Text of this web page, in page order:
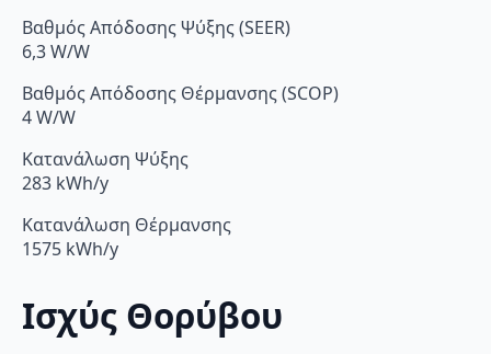
Βαθμός Απόδοσης Ψύξης (SEER)
6,3 W/W
Βαθμός Απόδοσης Θέρμανσης (SCOP)
4 W/W
Κατανάλωση Ψύξης
283 kWh/y
Κατανάλωση Θέρμανσης
1575 kWh/y
Ισχύς Θορύβου